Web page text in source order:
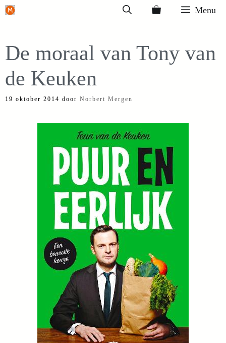
Ga
inhoud
Menu
De moraal van Tony van
de Keuken
19 oktober 2014 door Norbert Mergen